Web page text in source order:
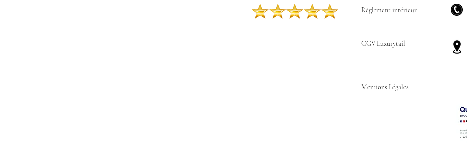
Règlement intérieur
CGV Luxurytail
Mentions Légales